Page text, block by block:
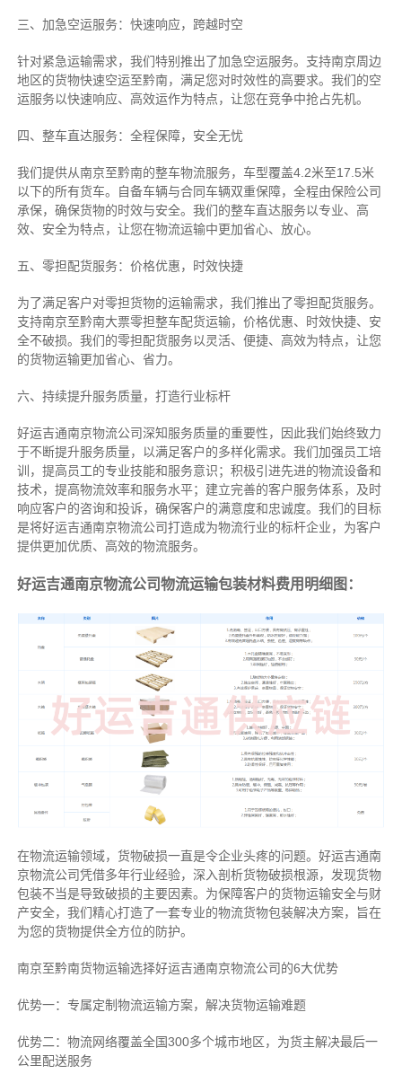
三、加急空运服务：快速响应，跨越时空
针对紧急运输需求，我们特别推出了加急空运服务。支持南京周边
地区的货物快速空运至黔南，满足您对时效性的高要求。我们的空
运服务以快速响应、高效运作为特点，让您在竞争中抢占先机。
四、整车直达服务：全程保障，安全无忧
我们提供从南京至黔南的整车物流服务，车型覆盖4.2米至17.5米
以下的所有货车。自备车辆与合同车辆双重保障，全程由保险公司
承保，确保货物的时效与安全。我们的整车直达服务以专业、高
效、安全为特点，让您在物流运输中更加省心、放心。
五、零担配货服务：价格优惠，时效快捷
为了满足客户对零担货物的运输需求，我们推出了零担配货服务。
支持南京至黔南大票零担整车配货运输，价格优惠、时效快捷、安
全不破损。我们的零担配货服务以灵活、便捷、高效为特点，让您
的货物运输更加省心、省力。
六、持续提升服务质量，打造行业标杆
好运吉通南京物流公司深知服务质量的重要性，因此我们始终致力
于不断提升服务质量，以满足客户的多样化需求。我们加强员工培
训，提高员工的专业技能和服务意识；积极引进先进的物流设备和
技术，提高物流效率和服务水平；建立完善的客户服务体系，及时
响应客户的咨询和投诉，确保客户的满意度和忠诚度。我们的目标
是将好运吉通南京物流公司打造成为物流行业的标杆企业，为客户
提供更加优质、高效的物流服务。
好运吉通南京物流公司物流运输包装材料费用明细图：
在物流运输领域，货物破损一直是令企业头疼的问题。好运吉通南
京物流公司凭借多年行业经验，深入剖析货物破损根源，发现货物
包装不当是导致破损的主要因素。为保障客户的货物运输安全与财
产安全，我们精心打造了一套专业的物流货物包装解决方案，旨在
为您的货物提供全方位的防护。
南京至黔南货物运输选择好运吉通南京物流公司的6大优势
优势一：专属定制物流运输方案，解决货物运输难题
优势二：物流网络覆盖全国300多个城市地区，为货主解决最后一
公里配送服务